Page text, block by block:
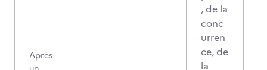
Après
, de la
conc
urren
ce, de
la